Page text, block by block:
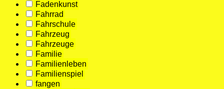
Fadenkunst
Fahrrad
Fahrschule
Fahrzeug
Fahrzeuge
Familie
Familienleben
Familienspiel
fangen